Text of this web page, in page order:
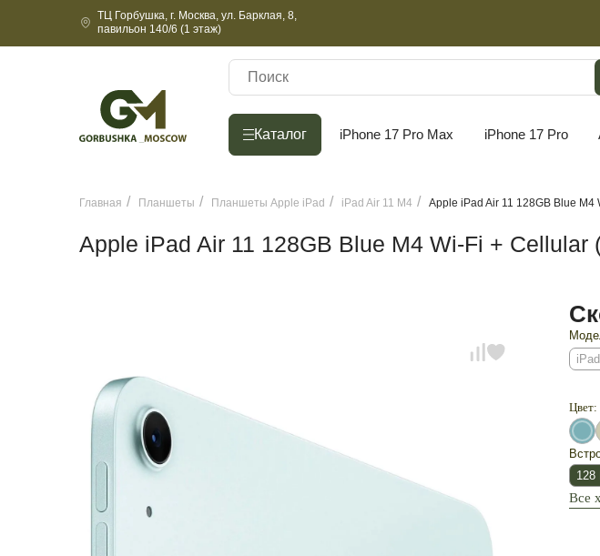
ТЦ Горбушка, г. Москва, ул. Барклая, 8,
павильон 140/6 (1 этаж)
Каталог iPhone 17 Pro Max iPhone 17 Pro
Главная Планшеты Планшеты Apple iPad iPad Air 11 M4 Apple iPad Air 11 128GB Blue M4
Apple iPad Air 11 128GB Blue M4 Wi-Fi + Cellular
Цвет:
128
Все